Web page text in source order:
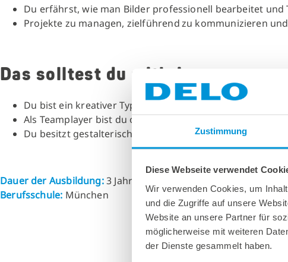
Zustimmung
Diese Webseite verwendet
Wir verwenden Cookies, um
und die Zugriffe auf unsere
Website an unsere Partner für
möglicherweise mit weiteren
der Dienste gesammelt haben.
Du erfährst, wie man Bilder professionell bearbeitet
Projekte zu managen, zielführend zu kommunizieren
Das solltest du mitbringen
Du bist ein kreativer Typ und interessierst dich für
Als Teamplayer bist du offen und kommunikativ
Du besitzt gestalterisches Talent und räumliches
Dauer der Ausbildung:3 Jahre
Berufsschule: München